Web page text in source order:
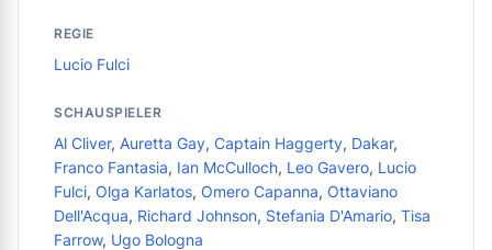
REGIE
Lucio Fulci
SCHAUSPIELER
Al Cliver, Auretta Gay, Captain Haggerty, Dakar,
Franco Fantasia, Ian McCulloch, Leo Gavero, Lucio
Fulci, Olga Karlatos, Omero Capanna, Ottaviano
Dell'Acqua, Richard Johnson, Stefania D'Amario, Tisa
Farrow, Ugo Bologna